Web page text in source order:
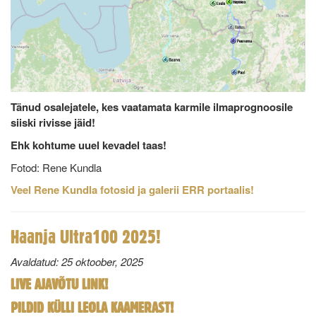
Tänud osalejatele, kes vaatamata karmile ilmaprognoosile
siiski rivisse jäid!
Ehk kohtume uuel kevadel taas!
Fotod: Rene Kundla
Veel Rene Kundla fotosid ja galerii ERR portaalis!
Haanja Ultra100 2025!
Avaldatud:25 oktoober, 2025
LIVE AJAVÕTU LINK!
PILDID KÜLLI LEOLA KAAMERAST!